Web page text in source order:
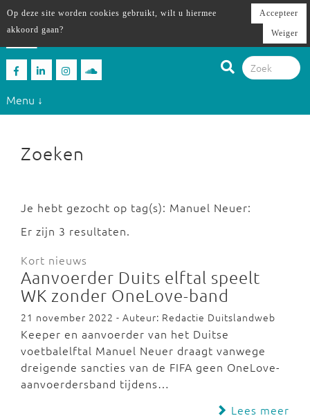
Menu ↓
Zoeken
Je hebt gezocht op tag(s): Manuel Neuer:
Er zijn 3 resultaten.
Kort nieuws
Aanvoerder Duits elftal speelt
WK zonder OneLove-band
21 november 2022 - Auteur: Redactie Duitslandweb
Keeper en aanvoerder van het Duitse
voetbalelftal Manuel Neuer draagt vanwege
dreigende sancties van de FIFA geen OneLove-
aanvoerdersband tijdens…
Lees meer
Op deze site worden cookies gebruikt, wilt u hiermee
akkoord gaan?
Accepteer
Weiger